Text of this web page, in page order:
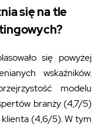
się na tle
się powyżej
wskaźników.
modelu
branży (4,7/5)
klienta (4,6/5). W tym